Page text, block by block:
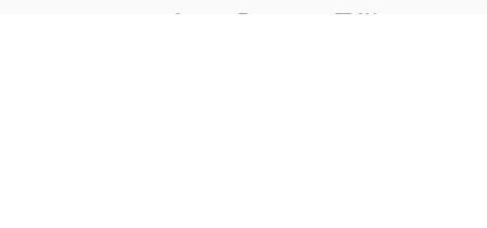
Comprar Tron
TRON